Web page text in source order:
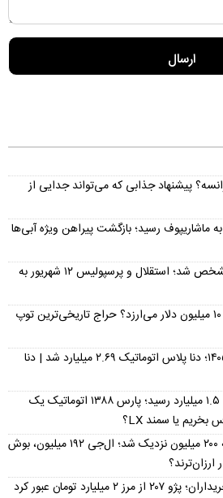
پیشنهاد جذابی که می‌تواند جدایی از
رامین به ماشاریپوف رسید؛ بازگشت پیراهن ویژه آبی‌ها
تاریخ احتمالی دربی ۱۰۷ مشخص شد؛ استقلال و پرسپولیس ۱۲ شهریور به
توپ «دست خدا» مارادونا ۱۰ میلیون دلار می‌ارزد؟ حراج تاریخی‌ترین توپ
قیمت دنا امروز ۱۷ مرداد ۱۴۰۵؛ دنا پلاس اتوماتیک ۲.۶۹ میلیارد شد | دنا
قیمت پژو پارس کارکرده به ۱.۵ میلیارد رسید؛ پارس ۱۳۸۸ اتوماتیک یک
قیمت ماشین ظرفشویی به ۲۰۰ میلیون نزدیک شد؛ ال‌جی ۱۹۲ میلیون، بوش
تومان عبور کرد